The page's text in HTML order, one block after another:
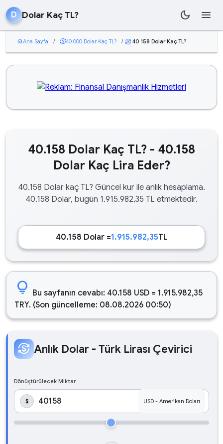
D Dolar Kaç TL? dark_mode menu
homeAna Sayfa / currency_exchange40.000 Dolar Kaç TL? / currency_exchange 40.158 Dolar Kaç TL?
40.158 Dolar Kaç TL? - 40.158
Dolar Kaç Lira Eder?
40.158 Dolar kaç TL? Güncel kur ile anlık hesaplama.
40.158 Dolar, bugün 1.915.982,35 TL etmektedir.
40.158 Dolar =1.915.982,35TL
lightbulb Bu sayfanın cevabı: 40.158 USD = 1.915.982,35
TRY. (Son güncelleme: 08.08.2026 00:50)
currency_exchange Anlık Dolar - Türk Lirası Çevirici
Dönüştürülecek Miktar
$